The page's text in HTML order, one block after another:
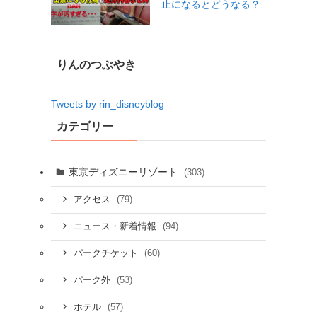
止になるとどうなる？
りんのつぶやき
Tweets by rin_disneyblog
カテゴリー
東京ディズニーリゾート (303)
アクセス (79)
ニュース・新着情報 (94)
パークチケット (60)
パーク外 (53)
ホテル (57)